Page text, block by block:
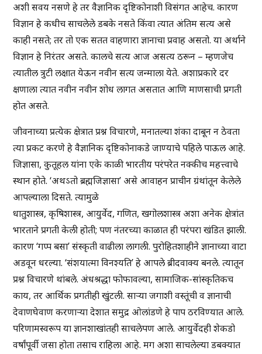
अशी सवय नसणे हे तर वैज्ञानिक दृष्टिकोनाशी विसंगत आहेच. कारण
विज्ञान हे कधीच साचलेले डबके नसते किंवा त्यात अंतिम सत्य असे
काही नसते; तर तो एक सतत वाहणारा ज्ञानाचा प्रवाह असतो. या अर्थाने
विज्ञान हे निरंतर असते. कालचे सत्य आज असत्य ठरून – म्हणजेच
त्यातील त्रुटी लक्षात येऊन नवीन सत्य जन्माला येते. अशाप्रकारे दर
क्षणाला त्यात नवीन नवीन शोध लागत असतात आणि माणसाची प्रगती
होत असते.
जीवनाच्या प्रत्येक क्षेत्रात प्रश्न विचारणे, मनातल्या शंका दाबून न ठेवता
त्या प्रकट करणे हे वैज्ञानिक दृष्टिकोनाकडे जाण्याचे पहिले पाऊल आहे.
जिज्ञासा, कुतूहल यांना एके काळी भारतीय परंपरेत नक्कीच महत्त्वाचे
स्थान होते. ‘अथऽतो ब्रह्मजिज्ञासा’ असे आवाहन प्राचीन ग्रंथांतून केलेले
आपल्याला दिसते. त्यामुळे
धातुशास्त्र, कृषिशास्त्र, आयुर्वेद, गणित, खगोलशास्त्र अशा अनेक क्षेत्रांत
भारताने प्रगती केली होती; पण नंतरच्या काळात ही परंपरा खंडित झाली.
कारण ‘गप्प बसा’ संस्कृती वाढीला लागली. पुरोहितशाहीने ज्ञानाच्या वाटा
अडवून धरल्या. ‘संशयात्मा विनश्यति’ हे आपले ब्रीदवाक्य बनले. त्यातून
प्रश्न विचारणे थांबले. अंधश्रद्धा फोफावल्या, सामाजिक-सांस्कृतिकच
काय, तर आर्थिक प्रगतीही खुंटली. साऱ्या जगाशी वस्तूंची व ज्ञानाची
देवाणघेवाण करणाऱ्या देशात समुद्र ओलांडणे हे पाप ठरविण्यात आले.
परिणामस्वरूप या ज्ञानशाखांतही साचलेपण आले. आयुर्वेदही शेकडो
वर्षांपूर्वी जसा होता तसाच राहिला आहे. मग अशा साचलेल्या डबक्यात